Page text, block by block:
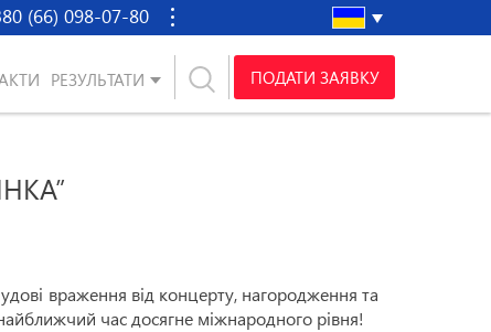
(66) 098-07-80
РЕЗУЛЬТАТИ ПОДАТИ ЗАЯВКУ
враження від концерту, нагородження та
час досягне міжнародного рівня!